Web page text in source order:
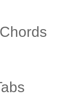
Chords